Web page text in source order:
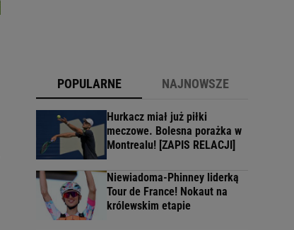
POPULARNE NAJNOWSZE
Hurkacz miał już piłki
meczowe. Bolesna porażka w
Montrealu! [ZAPIS RELACJI]
Niewiadoma-Phinney liderką
Tour de France! Nokaut na
królewskim etapie